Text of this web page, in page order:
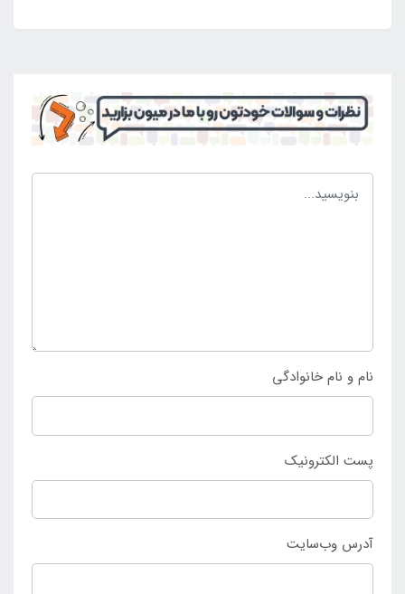
موجود بر روی محصول راه اندازی کنید. این محصول جزو
تولیدات جدید شرکت اینتکس بوده و جزو قوی ترین مدل
سایتفروشگاه اینتکس در ایران
نام و نام خانوادگی
پست الکترونیک
آدرس وب‌سایت